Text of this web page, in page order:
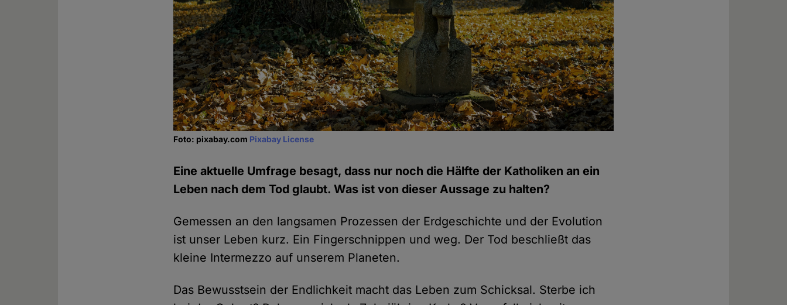
Foto: pixabay.com Pixabay License
Eine aktuelle Umfrage besagt, dass nur noch die Hälfte der Katholiken an ein
Leben nach dem Tod glaubt. Was ist von dieser Aussage zu halten?
Gemessen an den langsamen Prozessen der Erdgeschichte und der Evolution
ist unser Leben kurz. Ein Fingerschnippen und weg. Der Tod beschließt das
kleine Intermezzo auf unserem Planeten.
Das Bewusstsein der Endlichkeit macht das Leben zum Schicksal. Sterbe ich